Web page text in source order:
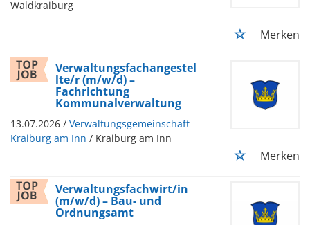
Waldkraiburg
Merken
Verwaltungsfachangestel
lte/r (m/w/d) –
Fachrichtung
Kommunalverwaltung
13.07.2026 / Verwaltungsgemeinschaft
Kraiburg am Inn / Kraiburg am Inn
Merken
Verwaltungsfachwirt/in
(m/w/d) – Bau- und
Ordnungsamt